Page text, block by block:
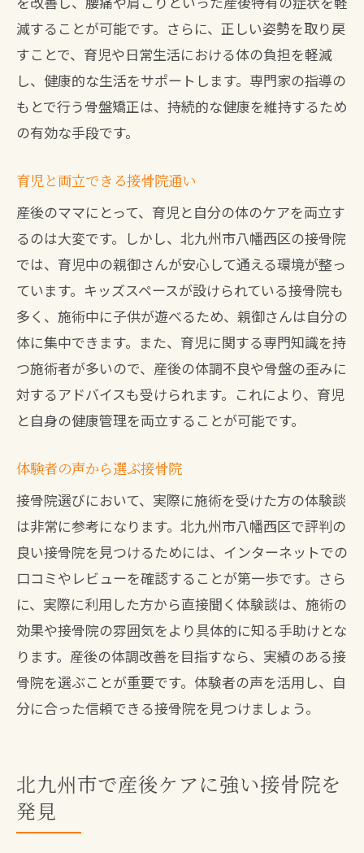
減することが可能です。さらに、正しい姿勢を取り戻
すことで、育児や日常生活における体の負担を軽減
し、健康的な生活をサポートします。専門家の指導の
もとで行う骨盤矯正は、持続的な健康を維持するため
の有効な手段です。
育児と両立できる接骨院通い
産後のママにとって、育児と自分の体のケアを両立す
るのは大変です。しかし、北九州市八幡西区の接骨院
では、育児中の親御さんが安心して通える環境が整っ
ています。キッズスペースが設けられている接骨院も
多く、施術中に子供が遊べるため、親御さんは自分の
体に集中できます。また、育児に関する専門知識を持
つ施術者が多いので、産後の体調不良や骨盤の歪みに
対するアドバイスも受けられます。これにより、育児
と自身の健康管理を両立することが可能です。
体験者の声から選ぶ接骨院
接骨院選びにおいて、実際に施術を受けた方の体験談
は非常に参考になります。北九州市八幡西区で評判の
良い接骨院を見つけるためには、インターネットでの
口コミやレビューを確認することが第一歩です。さら
に、実際に利用した方から直接聞く体験談は、施術の
効果や接骨院の雰囲気をより具体的に知る手助けとな
ります。産後の体調改善を目指すなら、実績のある接
骨院を選ぶことが重要です。体験者の声を活用し、自
分に合った信頼できる接骨院を見つけましょう。
北九州市で産後ケアに強い接骨院を
発見